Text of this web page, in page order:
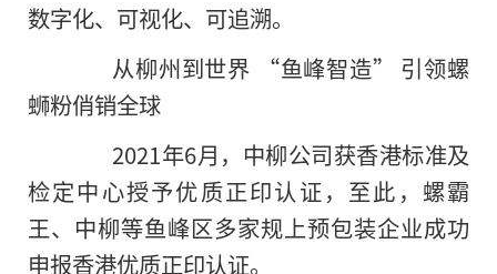
数字化、可视化、可追溯。
从柳州到世界 “鱼峰智造” 引领螺
蛳粉俏销全球
2021年6月，中柳公司获香港标准及
检定中心授予优质正印认证，至此，螺霸
王、中柳等鱼峰区多家规上预包装企业成功
申报香港优质正印认证。